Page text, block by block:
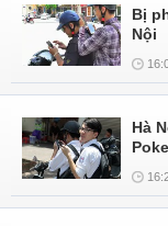
Bị
Nội
Hà